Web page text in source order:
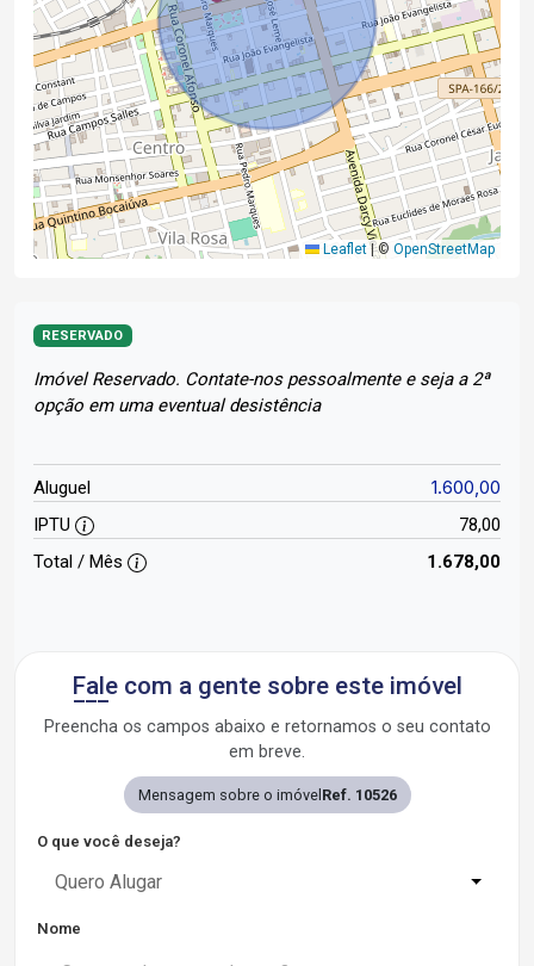
Leaflet |© OpenStreetMap
RESERVADO
Imóvel Reservado. Contate-nos pessoalmente e seja a 2ª
opção em uma eventual desistência
Aluguel 1.600,00
IPTU
78,00
Total / Mês
1.678,00
Fale com a gente sobre este imóvel
Preencha os campos abaixo e retornamos o seu contato
em breve.
Mensagem sobre o imóvel Ref. 10526
O que você deseja?
Quero Alugar
Nome